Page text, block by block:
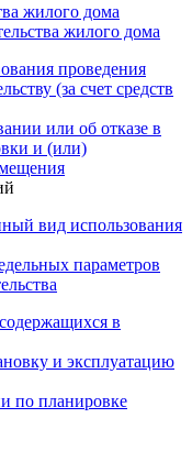
жилого дома
жилого дома
проведения
(за счет средств
или об отказе в
и (или)
вид использования
параметров
в
и эксплуатацию
по планировке